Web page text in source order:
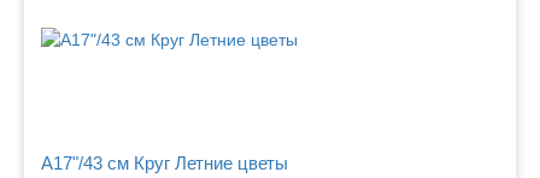
A17"/43 см Круг Летние цветы